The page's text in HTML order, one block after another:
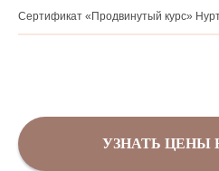
Сертификат «Продвинутый курс»
УЗНАТЬ ЦЕНЫ